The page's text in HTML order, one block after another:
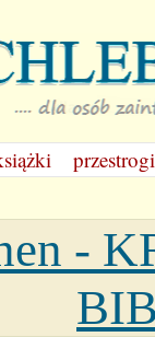
przestrogi
-